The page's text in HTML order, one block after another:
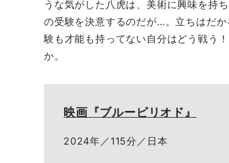
うな気がした八虎は、美術に興味を持
の受験を決意するのだが…。立ちはだ
験も才能も持ってない自分はどう戦う
か。
映画『ブルーピリオド』
2024年／115分／日本